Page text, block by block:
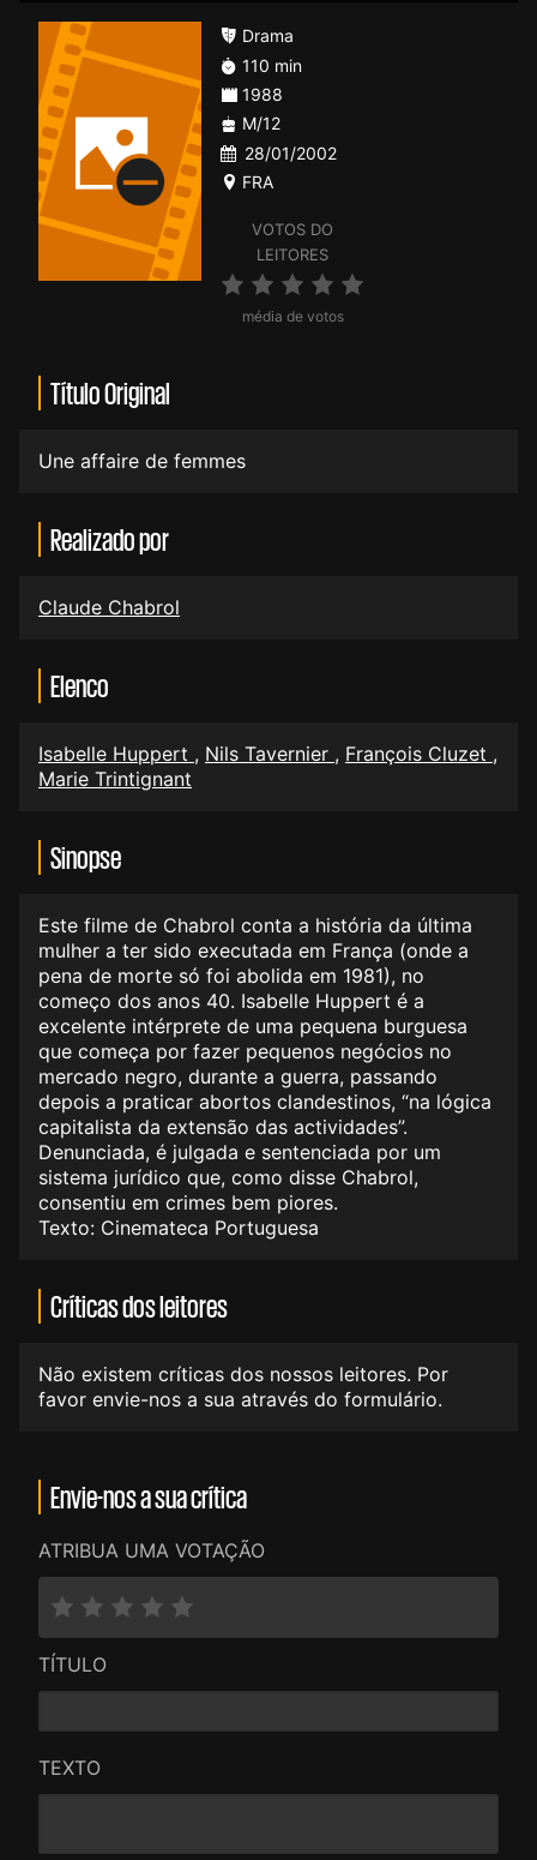
VOTOS DO
LEITORES
média de votos
Drama
110 min
1988
M/12
28/01/2002
FRA
Título Original
Une affaire de femmes
Realizado por
Claude Chabrol
Elenco
Isabelle Huppert , Nils Tavernier , François Cluzet ,
Marie Trintignant
Sinopse
Este filme de Chabrol conta a história da última
mulher a ter sido executada em França (onde a
pena de morte só foi abolida em 1981), no
começo dos anos 40. Isabelle Huppert é a
excelente intérprete de uma pequena burguesa
que começa por fazer pequenos negócios no
mercado negro, durante a guerra, passando
depois a praticar abortos clandestinos, “na lógica
capitalista da extensão das actividades”.
Denunciada, é julgada e sentenciada por um
sistema jurídico que, como disse Chabrol,
consentiu em crimes bem piores.
Texto: Cinemateca Portuguesa
Críticas dos leitores
Não existem críticas dos nossos leitores. Por
favor envie-nos a sua através do formulário.
Envie-nos a sua crítica
ATRIBUA UMA VOTAÇÃO
TÍTULO
TEXTO